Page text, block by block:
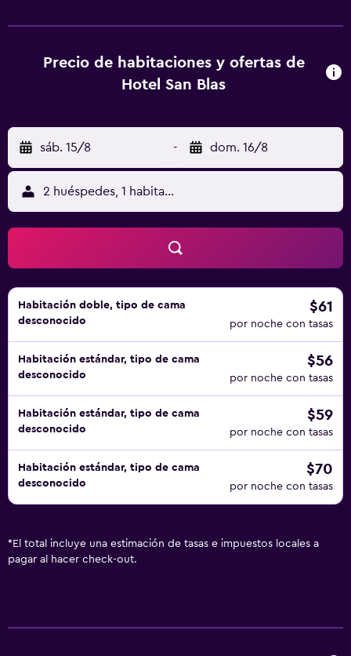
gratis por cable y wifi. La velocidad del wifi es de 250
Mbps o más (de 3 a 5 personas, o hasta 10 dispositivos).
artículos de higiene personal gratuitos y cortinas opacas.
Se ofrece servicio de descubierta nocturno y servicio de
limpieza todos los días. Es posible solicitar cambio de
toallas.
Precio de habitaciones y ofertas de
Hotel San Blas
sáb. 15/8 - dom. 16/8
2 huéspedes, 1 habitación
Habitación doble, tipo de cama
desconocido
$61
por noche con tasas
Habitación estándar, tipo de cama
desconocido
$56
por noche con tasas
Habitación estándar, tipo de cama
desconocido
$59
por noche con tasas
Habitación estándar, tipo de cama
desconocido
$70
por noche con tasas
* El total incluye una estimación de tasas e impuestos locales a
pagar al hacer check-out.